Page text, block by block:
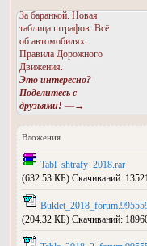
За баранкой. Новая
таблица штрафов. Всё
об автомобилях.
Правила Дорожного
Движения.
Это интересно?
Поделитесь с
друзьями! —→
Вложения
Tabl_shtrafy_2018.rar
(632.53 КБ) Скачиваний:
(204.32 КБ) Скачиваний: